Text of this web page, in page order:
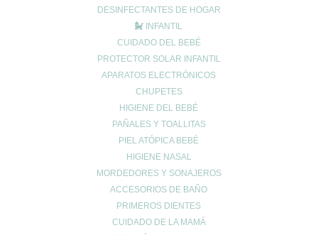
DESINFECTANTES DE HOGAR
INFANTIL
CUIDADO DEL BEBÉ
PROTECTOR SOLAR INFANTIL
APARATOS ELECTRÓNICOS
CHUPETES
HIGIENE DEL BEBÉ
PAÑALES Y TOALLITAS
PIEL ATÓPICA BEBÉ
HIGIENE NASAL
MORDEDORES Y SONAJEROS
ACCESORIOS DE BAÑO
PRIMEROS DIENTES
CUIDADO DE LA MAMÁ